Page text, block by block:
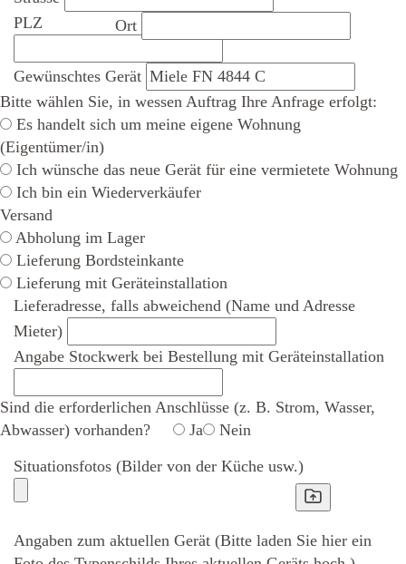
PLZ
Ort
Gewünschtes Gerät
Bitte wählen Sie, in wessen Auftrag Ihre Anfrage erfolgt:
Es handelt sich um meine eigene Wohnung
(Eigentümer/in)
Ich wünsche das neue Gerät für eine vermietete Wohnung
Ich bin ein Wiederverkäufer
Versand
Abholung im Lager
Lieferung Bordsteinkante
Lieferung mit Geräteinstallation
Lieferadresse, falls abweichend (Name und Adresse
Mieter)
Angabe Stockwerk bei Bestellung mit Geräteinstallation
Sind die erforderlichen Anschlüsse (z. B. Strom, Wasser,
Abwasser) vorhanden?
Ja
Nein
Situationsfotos (Bilder von der Küche usw.)
Angaben zum aktuellen Gerät (Bitte laden Sie hier ein